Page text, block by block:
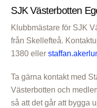
SJK Västerbotten
Klubbmästare för SJK
från Skellefteå.
1380 eller
Ta gärna kontakt med
Västerbotten och
så att det går att bygga